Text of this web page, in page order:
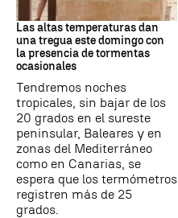
Tiempo
Las altas temperaturas dan
una tregua este domingo con
la presencia de tormentas
ocasionales
Tendremos noches
tropicales, sin bajar de los
20 grados en el sureste
peninsular, Baleares y en
zonas del Mediterráneo
como en Canarias, se
espera que los termómetros
registren más de 25
grados.